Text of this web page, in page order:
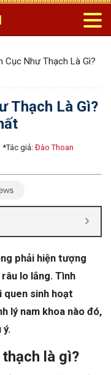
Cục Như Thạch Là Gì?
Thạch Là Gì?
*Tác giả: Đào Thoan
phải hiện tượng
lo lắng. Tình
sinh hoạt
lý nam khoa nào đó,
ý.
là gì?